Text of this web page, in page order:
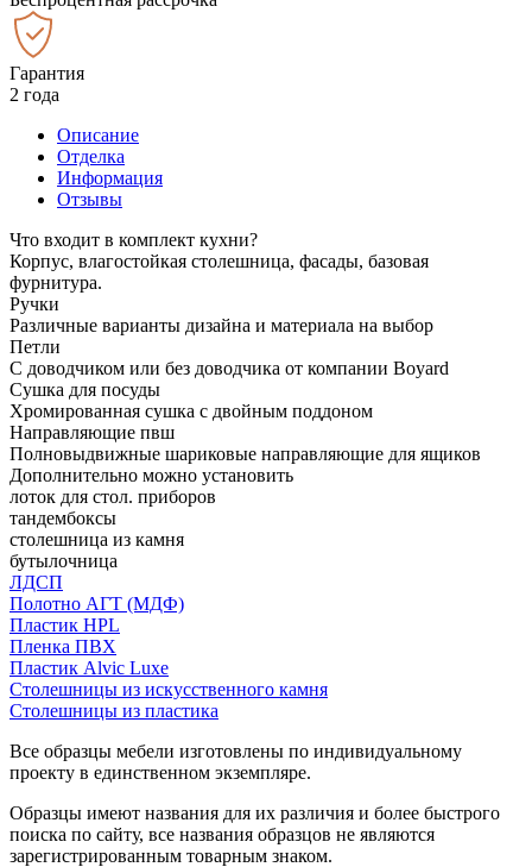
Гарантия
2 года
Описание
Отделка
Информация
Отзывы
Что входит в комплект кухни?
Корпус, влагостойкая столешница, фасады, базовая
фурнитура.
Ручки
Различные варианты дизайна и материала на выбор
Петли
С доводчиком или без доводчика от компании Boyard
Сушка для посуды
Хромированная сушка с двойным поддоном
Направляющие пвш
Полновыдвижные шариковые направляющие для ящиков
Дополнительно можно установить
лоток для стол. приборов
тандембоксы
столешница из камня
бутылочница
ЛДСП
Полотно АГТ (МДФ)
Пластик HPL
Пленка ПВХ
Пластик Alvic Luxe
Столешницы из искусственного камня
Столешницы из пластика
Все образцы мебели изготовлены по индивидуальному
проекту в единственном экземпляре.
Образцы имеют названия для их различия и более быстрого
поиска по сайту, все названия образцов не являются
зарегистрированным товарным знаком.